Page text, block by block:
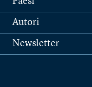
Autori
Newsletter